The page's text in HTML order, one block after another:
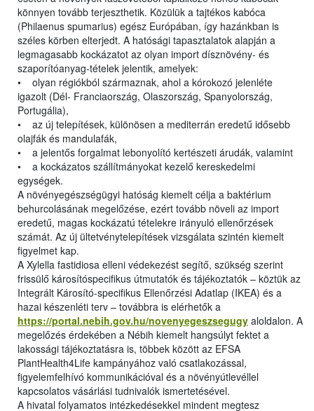
könnyen tovább terjeszthetik. Közülük a tajtékos kabóca
(Philaenus spumarius) egész Európában, így hazánkban is
széles körben elterjedt. A hatósági tapasztalatok alapján a
legmagasabb kockázatot az olyan import dísznövény- és
szaporítóanyag-tételek jelentik, amelyek:
• olyan régiókból származnak, ahol a kórokozó jelenléte
igazolt (Dél- Franciaország, Olaszország, Spanyolország,
Portugália),
• az új telepítések, különösen a mediterrán eredetű idősebb
olajfák és mandulafák,
• a jelentős forgalmat lebonyolító kertészeti árudák, valamint
• a kockázatos szállítmányokat kezelő kereskedelmi
egységek.
A növényegészségügyi hatóság kiemelt célja a baktérium
behurcolásának megelőzése, ezért tovább növeli az import
eredetű, magas kockázatú tételekre irányuló ellenőrzések
számát. Az új ültetvénytelepítések vizsgálata szintén kiemelt
figyelmet kap.
A Xylella fastidiosa elleni védekezést segítő, szükség szerint
frissülő károsítóspecifikus útmutatók és tájékoztatók – köztük az
Integrált Károsító-specifikus Ellenőrzési Adatlap (IKEA) és a
hazai készenléti terv – továbbra is elérhetők a
https://portal.nebih.gov.hu/novenyegeszsegugy aloldalon. A
megelőzés érdekében a Nébih kiemelt hangsúlyt fektet a
lakossági tájékoztatásra is, többek között az EFSA
PlantHealth4Life kampányához való csatlakozással,
figyelemfelhívó kommunikációval és a növényútlevéllel
kapcsolatos vásárlási tudnivalók ismertetésével.
A hivatal folyamatos intézkedésekkel mindent megtesz